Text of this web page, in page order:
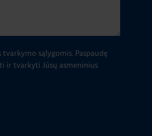
sąlygomis. Paspaudę
ir tvarkyti Jūsų asmeninius